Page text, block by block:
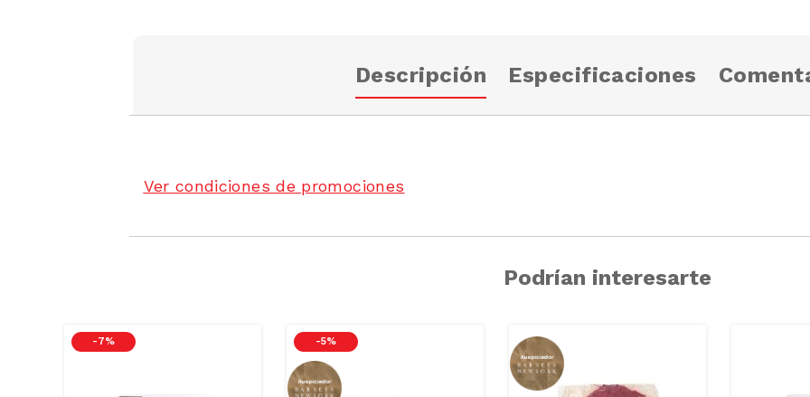
Descripción Especificaciones
Ver condiciones de promociones
Podrían interesarte
-7 % -5 %